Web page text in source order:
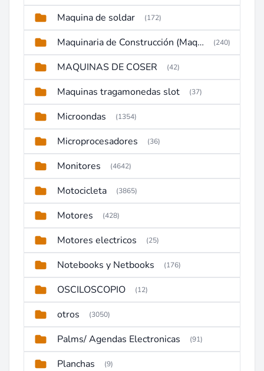
Maquina de soldar (172)
Maquinaria de Construcción (Maquinaria Pesada) (240)
MAQUINAS DE COSER (42)
Maquinas tragamonedas slot (37)
Microondas (1354)
Microprocesadores (36)
Monitores (4642)
Motocicleta (3865)
Motores (428)
Motores electricos (25)
Notebooks y Netbooks (176)
OSCILOSCOPIO (12)
otros (3050)
Palms/ Agendas Electronicas (91)
Planchas (9)